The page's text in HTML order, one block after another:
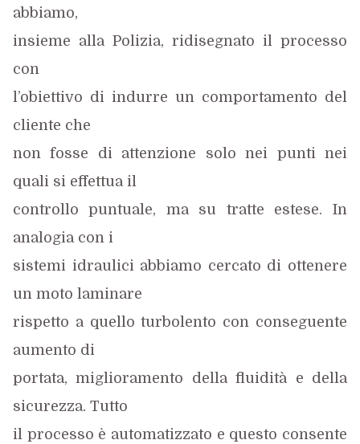
abbiamo,
insieme alla Polizia, ridisegnato il processo
con
l’obiettivo di indurre un comportamento del
cliente che
non fosse di attenzione solo nei punti nei
quali si effettua il
controllo puntuale, ma su tratte estese. In
analogia con i
sistemi idraulici abbiamo cercato di ottenere
un moto laminare
rispetto a quello turbolento con conseguente
aumento di
portata, miglioramento della fluidità e della
sicurezza. Tutto
il processo è automatizzato e questo consente